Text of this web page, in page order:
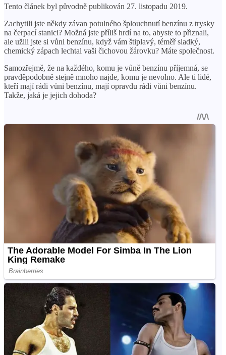
Tento článek byl původně publikován 27. listopadu 2019.
Zachytili jste někdy závan potulného šplouchnutí benzínu z trysky
na čerpací stanici? Možná jste příliš hrdí na to, abyste to přiznali,
ale užili jste si vůni benzínu, když vám štiplavý, téměř sladký,
chemický zápach lechtal vaši čichovou žárovku? Máte společnost.
Samozřejmě, že na každého, komu je vůně benzínu příjemná, se
pravděpodobně stejně mnoho najde, komu je nevolno. Ale ti lidé,
kteří mají rádi vůni benzínu, mají opravdu rádi vůni benzínu.
Takže, jaká je jejich dohoda?